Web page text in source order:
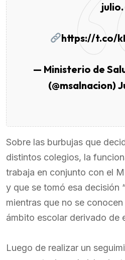
julio.
https://t.co/
— Ministerio de
(@msalnacion)
Sobre las burbujas que
distintos colegios, la
trabaja en conjunto con el
y que se tomó esa decisión
mientras que no se
ámbito escolar derivado de
Luego de realizar un